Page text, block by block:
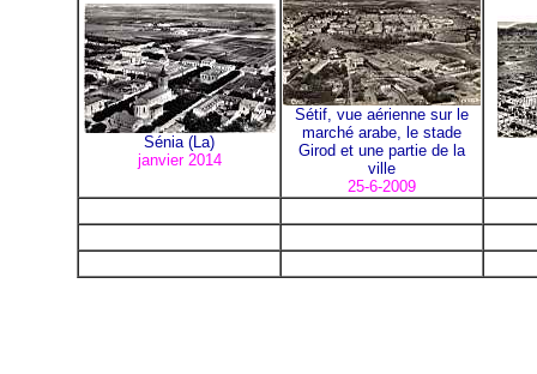
Sénia (La)
janvier 2014
Sétif, vue aérienne sur le
marché arabe, le stade
Girod et une partie de la
ville
25-6-2009